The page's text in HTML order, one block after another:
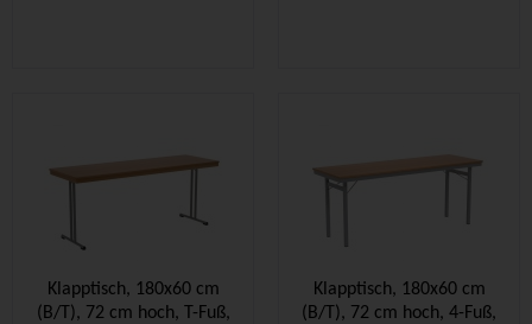
Klapptisch, 180x60 cm
(B/T), 72 cm hoch, T-Fuß,
Klapptisch, 180x60 cm
(B/T), 72 cm hoch, 4-Fuß,